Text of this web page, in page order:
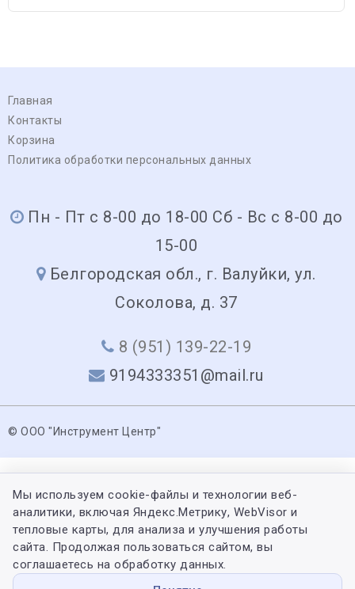
Главная
Контакты
Корзина
Политика обработки персональных данных
Пн - Пт с 8-00 до 18-00 Сб - Вс с 8-00 до
15-00
Белгородская обл., г. Валуйки, ул.
Соколова, д. 37
8 (951) 139-22-19
9194333351@mail.ru
© ООО "Инструмент Центр"
Мы используем cookie-файлы и технологии веб-
аналитики, включая Яндекс.Метрику, WebVisor и
тепловые карты, для анализа и улучшения работы
сайта. Продолжая пользоваться сайтом, вы
соглашаетесь на обработку данных.